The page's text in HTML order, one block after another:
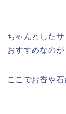
ちゃんとした
おすすめなの
ここでお香や石